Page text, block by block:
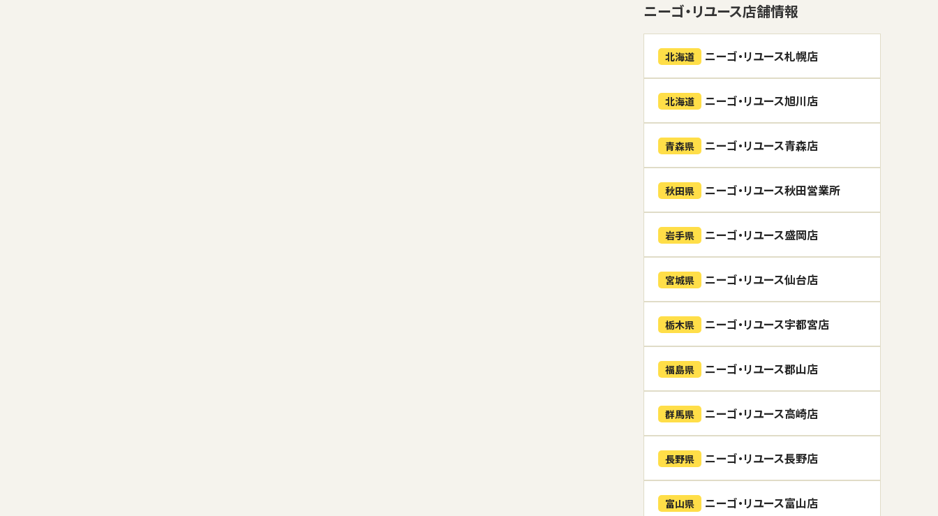
ニーゴ・リユース店舗情報
北海道 ニーゴ・リユース札幌店
北海道 ニーゴ・リユース旭川店
青森県 ニーゴ・リユース青森店
秋田県 ニーゴ・リユース秋田営業所
岩手県 ニーゴ・リユース盛岡店
宮城県 ニーゴ・リユース仙台店
栃木県 ニーゴ・リユース宇都宮店
福島県 ニーゴ・リユース郡山店
群馬県 ニーゴ・リユース高崎店
長野県 ニーゴ・リユース長野店
富山県 ニーゴ・リユース富山店